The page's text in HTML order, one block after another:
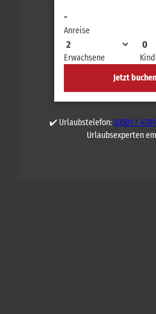
Anreise
-
Erwachsene
Jetzt buchen
✔️ Urlaubstelefon:03501 /
Urlaubsexperten